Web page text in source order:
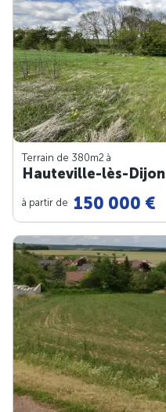
Terrain de 380m2 à
Hauteville-lès-Dijon
à partir de 150 000 €